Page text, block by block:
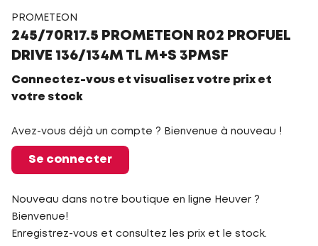
PROMETEON
245/70R17.5 PROMETEON R02 PROFUEL
DRIVE 136/134M TL M+S 3PMSF
Connectez-vous et visualisez votre prix et
votre stock
Avez-vous déjà un compte ? Bienvenue à nouveau !
Se connecter
Nouveau dans notre boutique en ligne Heuver ?
Bienvenue!
Enregistrez-vous et consultez les prix et le stock.